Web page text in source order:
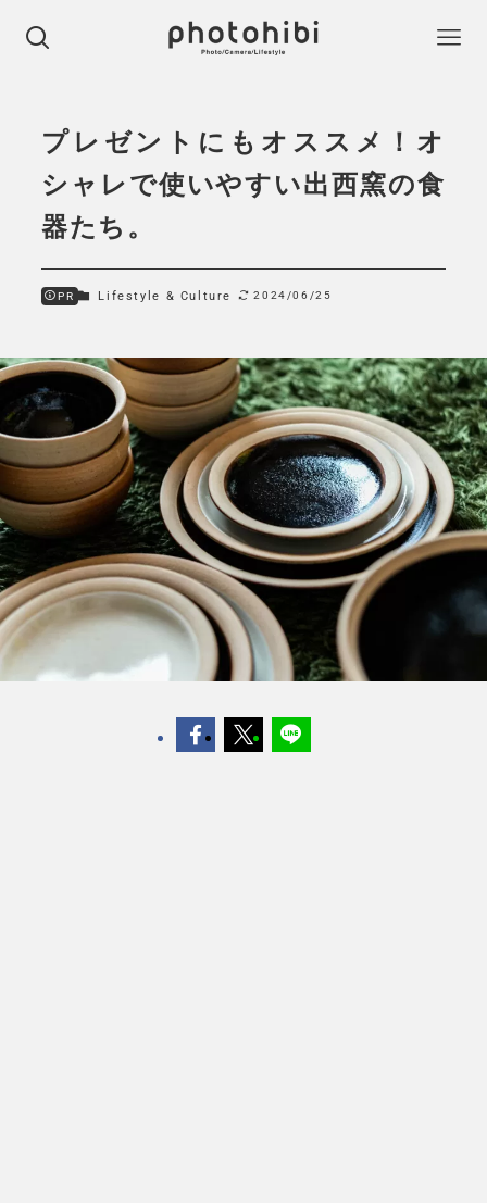
プレゼントにもオススメ！オ
シャレで使いやすい出西窯の食
器たち。
PR Lifestyle & Culture 2024/06/25